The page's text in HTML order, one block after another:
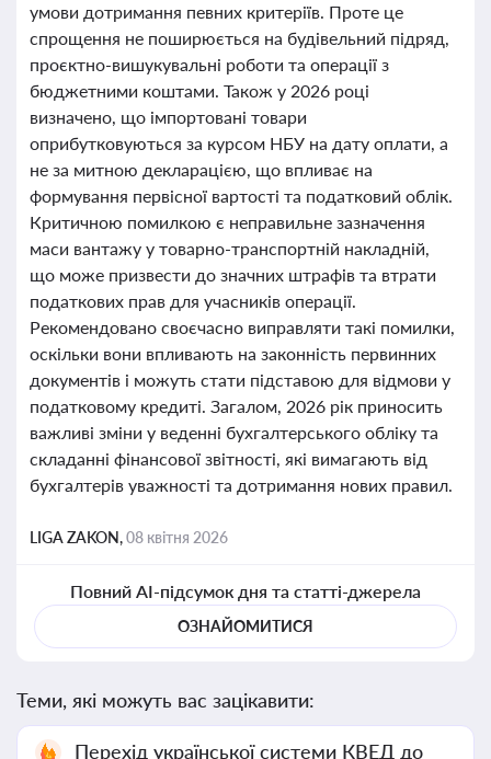
умови дотримання певних критеріїв. Проте це
спрощення не поширюється на будівельний підряд,
проєктно-вишукувальні роботи та операції з
бюджетними коштами. Також у 2026 році
визначено, що імпортовані товари
оприбутковуються за курсом НБУ на дату оплати, а
не за митною декларацією, що впливає на
формування первісної вартості та податковий облік.
Критичною помилкою є неправильне зазначення
маси вантажу у товарно-транспортній накладній,
що може призвести до значних штрафів та втрати
податкових прав для учасників операції.
Рекомендовано своєчасно виправляти такі помилки,
оскільки вони впливають на законність первинних
документів і можуть стати підставою для відмови у
податковому кредиті. Загалом, 2026 рік приносить
важливі зміни у веденні бухгалтерського обліку та
складанні фінансової звітності, які вимагають від
бухгалтерів уважності та дотримання нових правил.
LIGA ZAKON,08 квітня 2026
Повний AI-підсумок дня та статті-джерела
ОЗНАЙОМИТИСЯ
Теми, які можуть вас зацікавити:
Перехід української системи КВЕД до